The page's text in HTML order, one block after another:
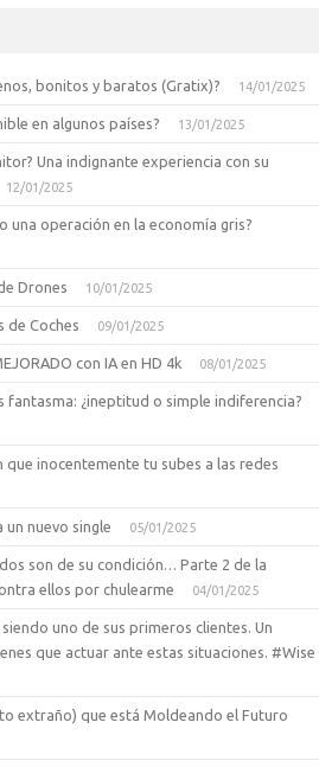
bonitos y baratos (Gratix)? 14/01/2025
en algunos países? 13/01/2025
Una indignante experiencia con su
12/01/2025
una operación en la economía gris?
Drones 10/01/2025
de Coches 09/01/2025
con IA en HD 4k 08/01/2025
fantasma: ¿ineptitud o simple indiferencia?
que inocentemente tu subes a las redes
un nuevo single 05/01/2025
son de su condición… Parte 2 de la
ellos por chulearme
04/01/2025
uno de sus primeros clientes. Un
que actuar ante estas situaciones. #Wise
extraño) que está Moldeando el Futuro